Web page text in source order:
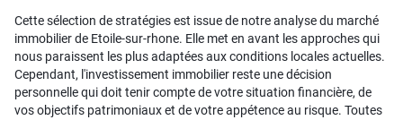
Cette sélection de stratégies est issue de notre analyse du marché
immobilier de Etoile-sur-rhone. Elle met en avant les approches qui
nous paraissent les plus adaptées aux conditions locales actuelles.
Cependant, l'investissement immobilier reste une décision
personnelle qui doit tenir compte de votre situation financière, de
vos objectifs patrimoniaux et de votre appétence au risque. Toutes